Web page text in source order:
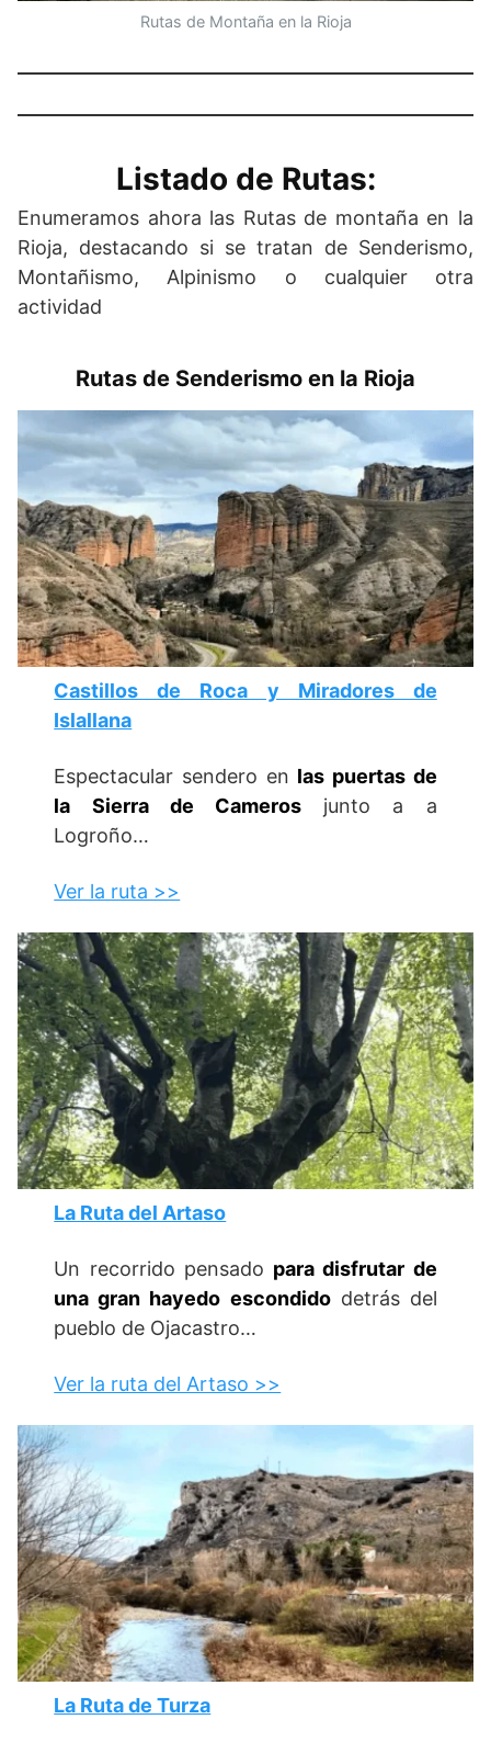
Rutas de Montaña en la Rioja
Listado de Rutas:
Enumeramos ahora las Rutas de montaña en la
Rioja, destacando si se tratan de Senderismo,
Montañismo, Alpinismo o cualquier otra
actividad
Rutas de Senderismo en la Rioja
Castillos de Roca y Miradores de
Islallana
Espectacular sendero en las puertas de
la Sierra de Cameros junto a a
Logroño…
Ver la ruta >>
La Ruta del Artaso
Un recorrido pensado para disfrutar de
una gran hayedo escondidodetrás del
pueblo de Ojacastro…
Ver la ruta del Artaso >>
La Ruta de Turza